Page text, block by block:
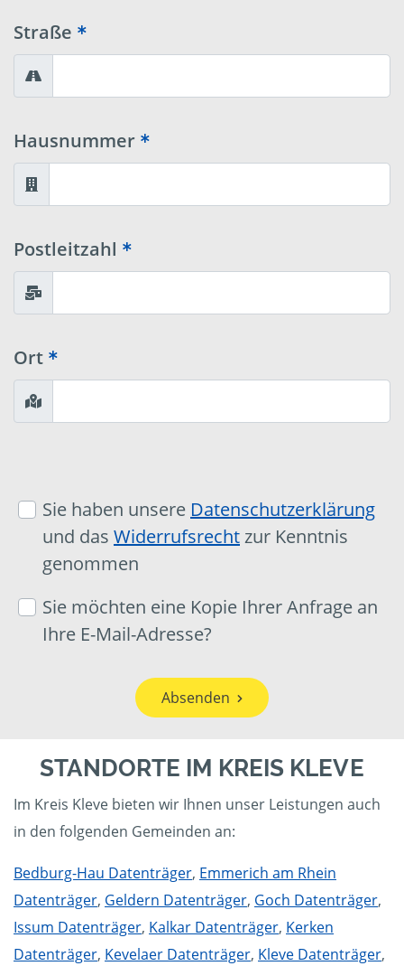
Straße
Hausnummer
Postleitzahl
Ort
Sie haben unsere Datenschutzerklärung
und das Widerrufsrechtzur Kenntnis
genommen
Sie möchten eine Kopie Ihrer Anfrage an
Ihre E-Mail-Adresse?
Absenden
STANDORTE IM KREIS KLEVE
Im Kreis Kleve bieten wir Ihnen unser Leistungen auch
in den folgenden Gemeinden an:
Bedburg-Hau Datenträger, Emmerich am Rhein
Datenträger, Geldern Datenträger, Goch Datenträger,
Issum Datenträger, Kalkar Datenträger, Kerken
Datenträger, Kevelaer Datenträger, Kleve Datenträger,